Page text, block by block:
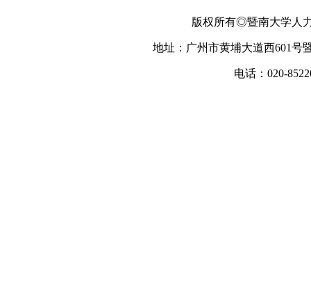
版权所有◎暨南大学人
地址：广州市黄埔大道西601号
电话：020-